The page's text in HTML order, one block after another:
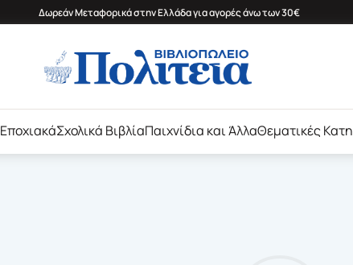
Δωρεάν Μεταφορικά στην Ελλάδα για αγορές άνω των 30€
ΕποχιακάΣχολικά ΒιβλίαΠαιχνίδια και ΆλλαΘεματικές